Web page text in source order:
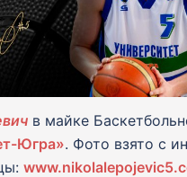
в майке
Югра». Фото взято с